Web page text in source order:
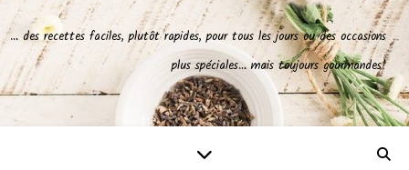
… des recettes faciles, plutôt rapides, pour tous les jours ou des occasions
plus spéciales… mais toujours gourmandes!